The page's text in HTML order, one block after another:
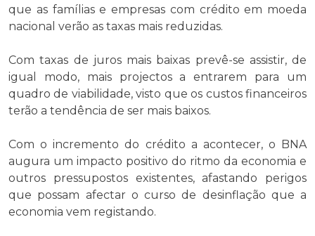
que as famílias e empresas com crédito em moeda
nacional verão as taxas mais reduzidas.
Com taxas de juros mais baixas prevê-se assistir, de
igual modo, mais projectos a entrarem para um
quadro de viabilidade, visto que os custos financeiros
terão a tendência de ser mais baixos.
Com o incremento do crédito a acontecer, o BNA
augura um impacto positivo do ritmo da economia e
outros pressupostos existentes, afastando perigos
que possam afectar o curso de desinflação que a
economia vem registando.